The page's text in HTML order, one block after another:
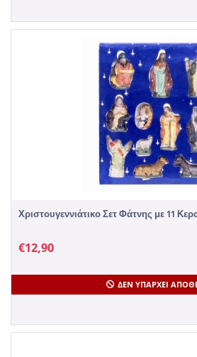
Χριστουγεννιάτικο Σετ Φάτνης με 11
€12,90
ΔΕΝ ΥΠΆΡΧΕΙ